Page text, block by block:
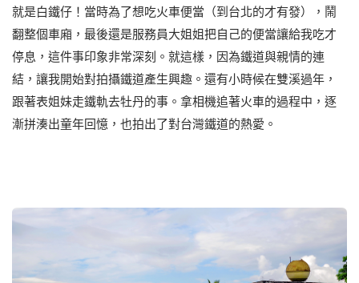
就是白鐵仔！當時為了想吃火車便當（到台北的才有發），鬧
翻整個車廂，最後還是服務員大姐姐把自己的便當讓給我吃才
停息，這件事印象非常深刻。就這樣，因為鐵道與親情的連
結，讓我開始對拍攝鐵道產生興趣。還有小時候在雙溪過年，
跟著表姐妹走鐵軌去牡丹的事。拿相機追著火車的過程中，逐
漸拼湊出童年回憶，也拍出了對台灣鐵道的熱愛。